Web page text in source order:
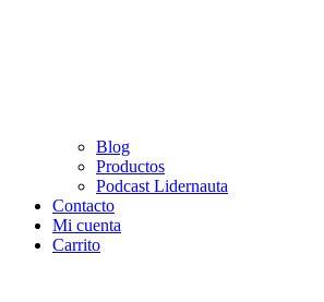
Blog
Productos
Podcast Lidernauta
Contacto
Mi cuenta
Carrito